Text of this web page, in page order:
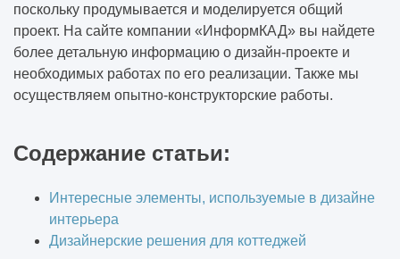
поскольку продумывается и моделируется общий
проект. На сайте компании «ИнформКАД» вы найдете
более детальную информацию о дизайн-проекте и
необходимых работах по его реализации. Также мы
осуществляем опытно-конструкторские работы.
Содержание статьи:
Интересные элементы, используемые в дизайне
интерьера
Дизайнерские решения для коттеджей